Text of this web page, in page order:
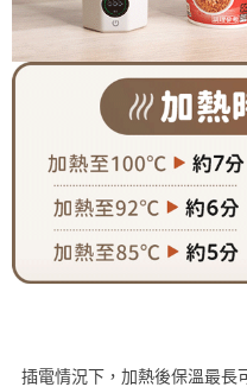
插電情況下，加熱後保溫最長